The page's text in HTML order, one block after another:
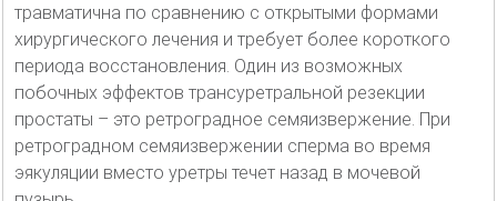
травматична по сравнению с открытыми формами
хирургического лечения и требует более короткого
периода восстановления. Один из возможных
побочных эффектов трансуретральной резекции
простаты – это ретроградное семяизвержение. При
ретроградном семяизвержении сперма во время
эякуляции вместо уретры течет назад в мочевой